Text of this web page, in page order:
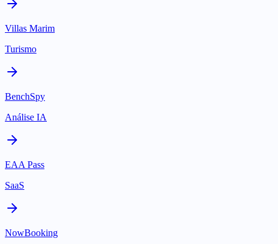
Villas Marim
Turismo
BenchSpy
Análise IA
EAA Pass
SaaS
NowBooking